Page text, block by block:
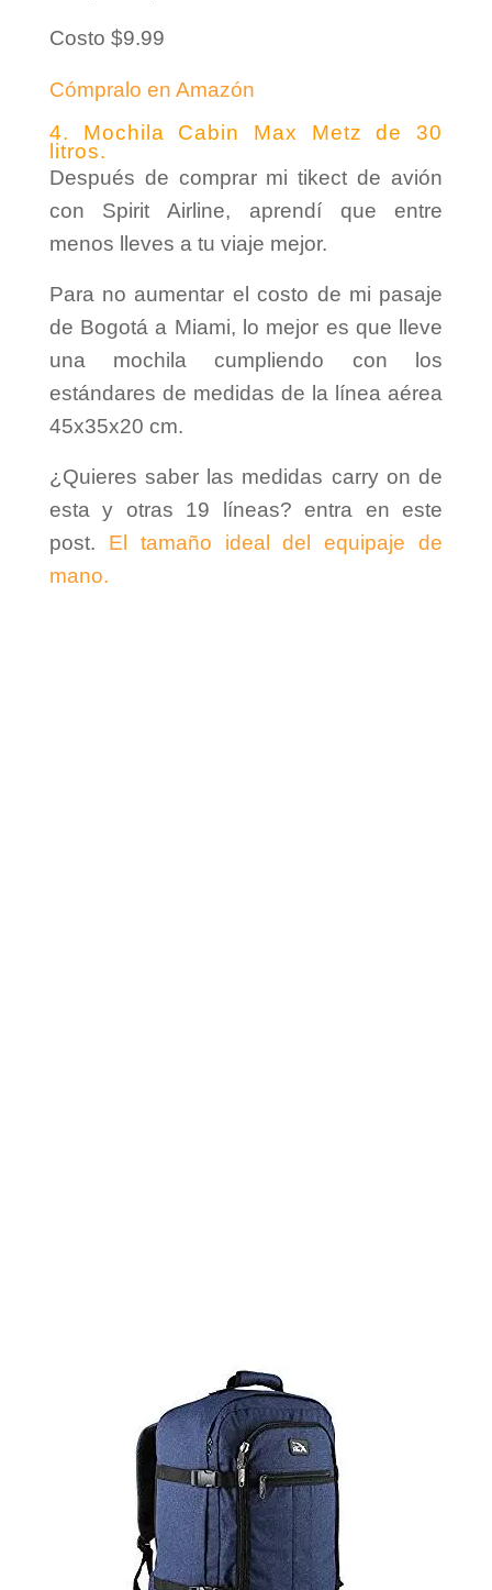
Costo $9.99
Cómpralo en Amazón
4. Mochila Cabin Max Metz de 30
litros.
Después de comprar mi tikect de avión
con Spirit Airline, aprendí que entre
menos lleves a tu viaje mejor.
Para no aumentar el costo de mi pasaje
de Bogotá a Miami, lo mejor es que lleve
una mochila cumpliendo con los
estándares de medidas de la línea aérea
45x35x20 cm.
¿Quieres saber las medidas carry on de
esta y otras 19 líneas? entra en este
post. El tamaño ideal del equipaje de
mano.